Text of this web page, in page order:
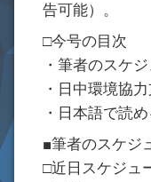
告可能）。
□今号の目次
・筆者のスケ
・日中環境協
・日本語で読
■筆者のスケジ
□近日スケジュ